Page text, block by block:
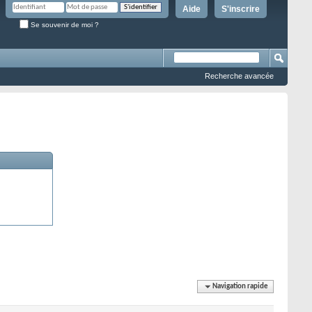
S'inscrire
Aide
Se souvenir de moi ?
Recherche avancée
Navigation rapide